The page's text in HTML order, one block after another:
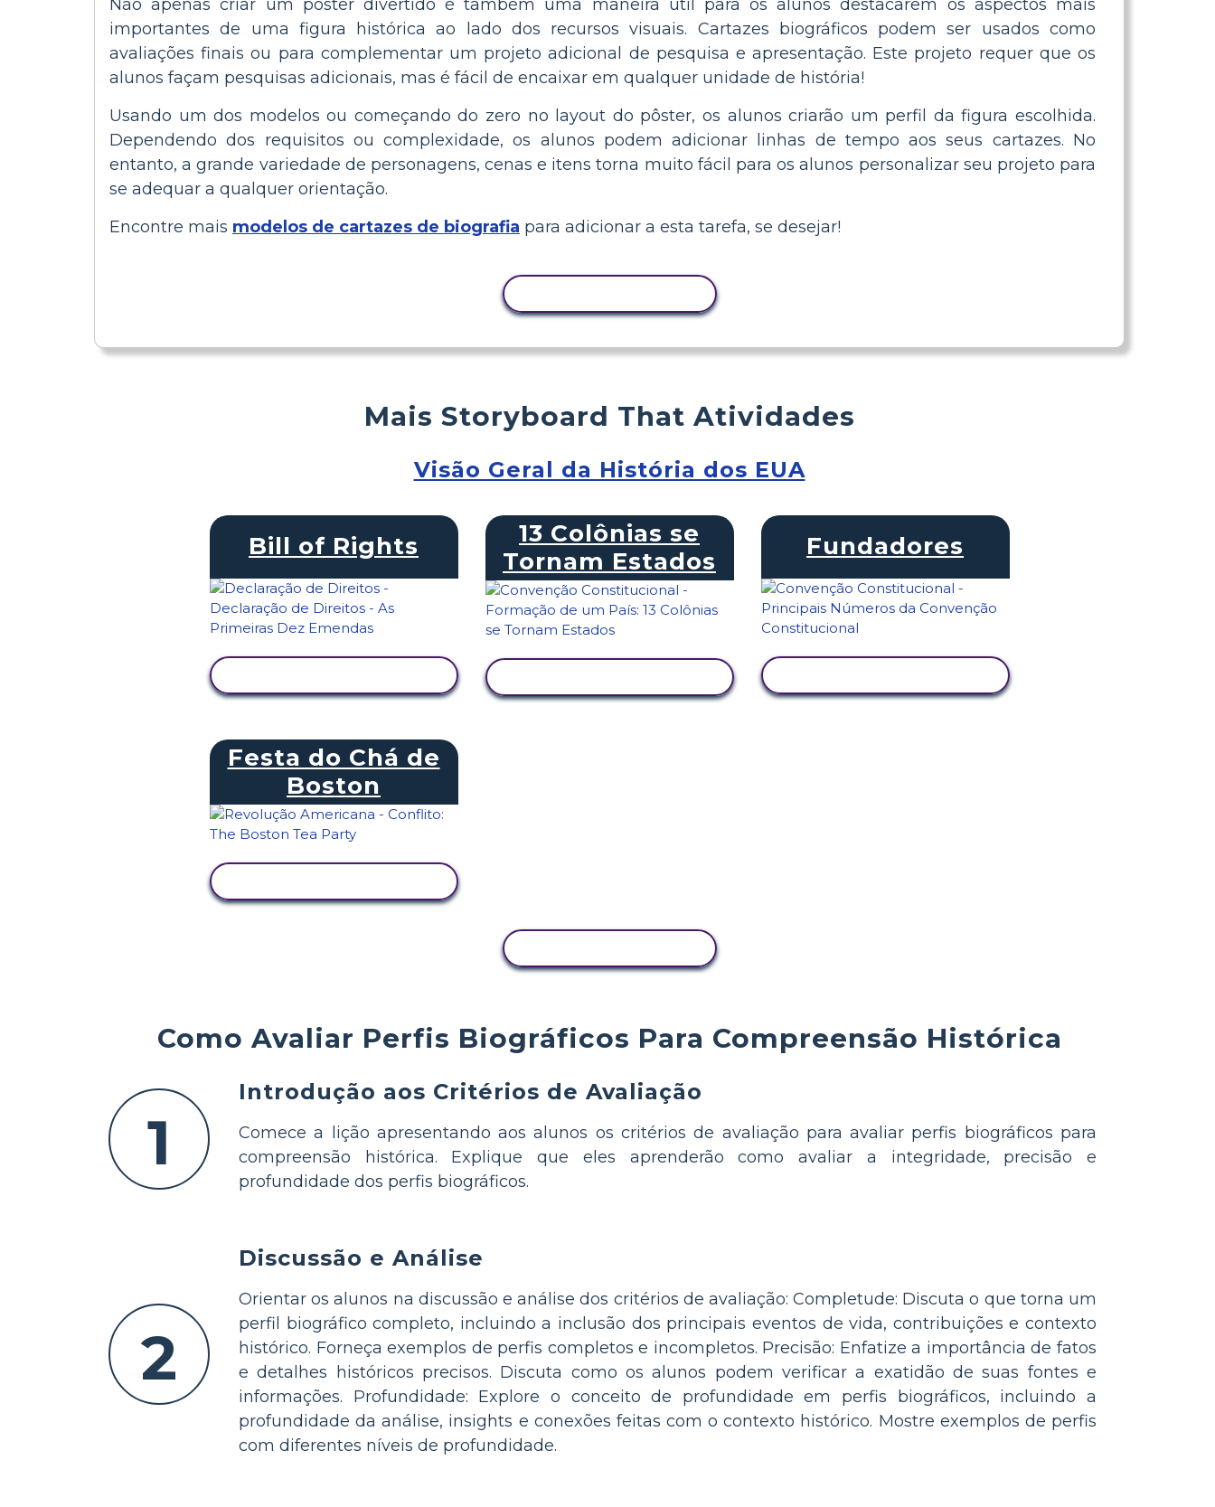
Não apenas criar um pôster divertido é também uma maneira útil para os alunos destacarem os aspectos mais
importantes de uma figura histórica ao lado dos recursos visuais. Cartazes biográficos podem ser usados como
avaliações finais ou para complementar um projeto adicional de pesquisa e apresentação. Este projeto requer que os
alunos façam pesquisas adicionais, mas é fácil de encaixar em qualquer unidade de história!
Usando um dos modelos ou começando do zero no layout do pôster, os alunos criarão um perfil da figura escolhida.
Dependendo dos requisitos ou complexidade, os alunos podem adicionar linhas de tempo aos seus cartazes. No
entanto, a grande variedade de personagens, cenas e itens torna muito fácil para os alunos personalizar seu projeto para
se adequar a qualquer orientação.
Encontre mais modelos de cartazes de biografia para adicionar a esta tarefa, se desejar!
Como Avaliar Perfis Biográficos Para Compreensão Histórica
1
Introdução aos Critérios de Avaliação
Comece a lição apresentando aos alunos os critérios de avaliação para avaliar perfis biográficos para
compreensão histórica. Explique que eles aprenderão como avaliar a integridade, precisão e
profundidade dos perfis biográficos.
2
Discussão e Análise
Orientar os alunos na discussão e análise dos critérios de avaliação: Completude: Discuta o que torna um
perfil biográfico completo, incluindo a inclusão dos principais eventos de vida, contribuições e contexto
histórico. Forneça exemplos de perfis completos e incompletos. Precisão: Enfatize a importância de fatos
e detalhes históricos precisos. Discuta como os alunos podem verificar a exatidão de suas fontes e
informações. Profundidade: Explore o conceito de profundidade em perfis biográficos, incluindo a
profundidade da análise, insights e conexões feitas com o contexto histórico. Mostre exemplos de perfis
com diferentes níveis de profundidade.
Mais Storyboard That Atividades
Visão Geral da História dos EUA
Bill of Rights
13 Colônias se
Tornam Estados
Fundadores
Festa do Chá de
Boston